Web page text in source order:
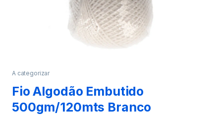
A categorizar
Fio Algodão Embutido
500gm/120mts Branco